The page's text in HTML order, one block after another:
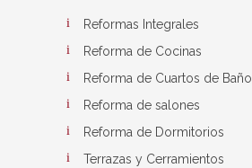
Reformas Integrales
Reforma de Cocinas
Reforma de Cuartos de Baño
Reforma de salones
Reforma de Dormitorios
Terrazas y Cerramientos